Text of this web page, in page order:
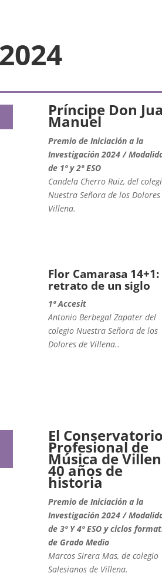
2024
Príncipe Don
Manuel
Premio de Iniciación a la
Investigación 2024 /
de 1º y 2º ESO
Candela Cherro Ruiz, del
Nuestra Señora de los Dolores
Villena.
Flor Camarasa 14+1:
retrato de un siglo
1º Accesit
Antonio Berbegal Zapater del
colegio Nuestra Señora de los
Dolores de Villena..
El
Profesional de
Música de
40 años de
historia
Premio de Iniciación a la
Investigación 2024 /
de 3º Y 4º ESO y ciclos
de Grado Medio
Marcos Sirera Mas, de colegio
Salesianos de Villena.